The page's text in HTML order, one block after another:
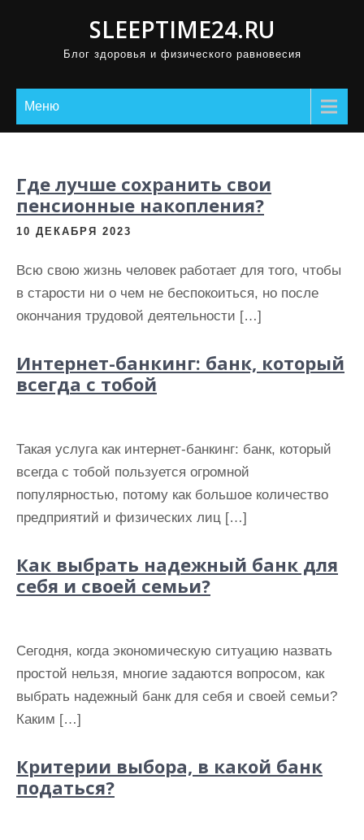
SLEEPTIME24.RU
Блог здоровья и физического равновесия
Меню
Где лучше сохранить свои
пенсионные накопления?
10 ДЕКАБРЯ 2023
Всю свою жизнь человек работает для того, чтобы
в старости ни о чем не беспокоиться, но после
окончания трудовой деятельности […]
Интернет-банкинг: банк, который
всегда с тобой
Такая услуга как интернет-банкинг: банк, который
всегда с тобой пользуется огромной
популярностью, потому как большое количество
предприятий и физических лиц […]
Как выбрать надежный банк для
себя и своей семьи?
Сегодня, когда экономическую ситуацию назвать
простой нельзя, многие задаются вопросом, как
выбрать надежный банк для себя и своей семьи?
Каким […]
Критерии выбора, в какой банк
податься?